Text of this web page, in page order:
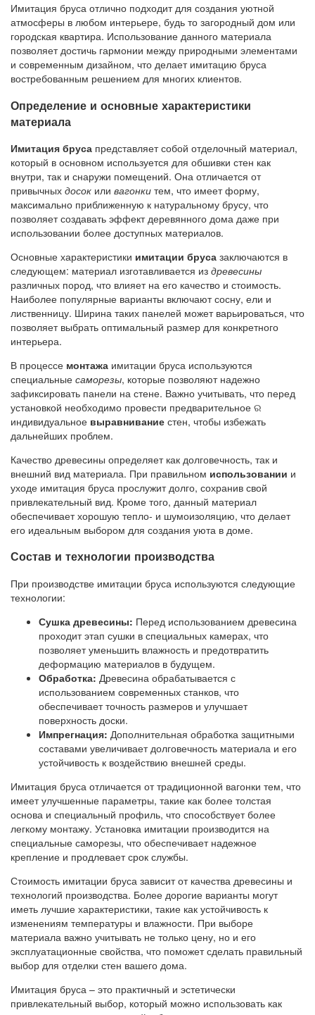
Имитация бруса отлично подходит для создания уютной
атмосферы в любом интерьере, будь то загородный дом или
городская квартира. Использование данного материала
позволяет достичь гармонии между природными элементами
и современным дизайном, что делает имитацию бруса
востребованным решением для многих клиентов.
Определение и основные характеристики
материала
Имитация бруса представляет собой отделочный материал,
который в основном используется для обшивки стен как
внутри, так и снаружи помещений. Она отличается от
привычных досок или вагонки тем, что имеет форму,
максимально приближенную к натуральному брусу, что
позволяет создавать эффект деревянного дома даже при
использовании более доступных материалов.
Основные характеристики имитации бруса заключаются в
следующем: материал изготавливается из древесины
различных пород, что влияет на его качество и стоимость.
Наиболее популярные варианты включают сосну, ели и
лиственницу. Ширина таких панелей может варьироваться, что
позволяет выбрать оптимальный размер для конкретного
интерьера.
В процессе монтажа имитации бруса используются
специальные саморезы, которые позволяют надежно
зафиксировать панели на стене. Важно учитывать, что перед
установкой необходимо провести предварительное ର
индивидуальное выравнивание стен, чтобы избежать
дальнейших проблем.
Качество древесины определяет как долговечность, так и
внешний вид материала. При правильном использовании и
уходе имитация бруса прослужит долго, сохранив свой
привлекательный вид. Кроме того, данный материал
обеспечивает хорошую тепло- и шумоизоляцию, что делает
его идеальным выбором для создания уюта в доме.
Состав и технологии производства
При производстве имитации бруса используются следующие
технологии:
Сушка древесины: Перед использованием древесина
проходит этап сушки в специальных камерах, что
позволяет уменьшить влажность и предотвратить
деформацию материалов в будущем.
Обработка: Древесина обрабатывается с
использованием современных станков, что
обеспечивает точность размеров и улучшает
поверхность доски.
Импрегнация: Дополнительная обработка защитными
составами увеличивает долговечность материала и его
устойчивость к воздействию внешней среды.
Имитация бруса отличается от традиционной вагонки тем, что
имеет улучшенные параметры, такие как более толстая
основа и специальный профиль, что способствует более
легкому монтажу. Установка имитации производится на
специальные саморезы, что обеспечивает надежное
крепление и продлевает срок службы.
Стоимость имитации бруса зависит от качества древесины и
технологий производства. Более дорогие варианты могут
иметь лучшие характеристики, такие как устойчивость к
изменениям температуры и влажности. При выборе
материала важно учитывать не только цену, но и его
эксплуатационные свойства, что поможет сделать правильный
выбор для отделки стен вашего дома.
Имитация бруса – это практичный и эстетически
привлекательный выбор, который можно использовать как